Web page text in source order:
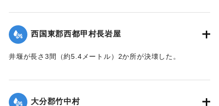
｜固有コード: 00480031
西国東郡西都甲村長岩屋
井堰が長さ3間（約5.4メートル）2か所が決壊した。
｜固有コード:00480032
大分郡竹中村